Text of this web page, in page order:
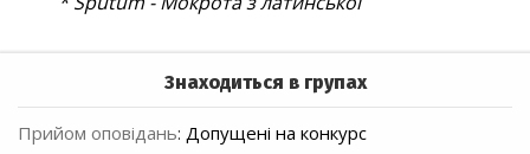
Знаходиться в групах
Прийом оповідань: Допущені на конкурс